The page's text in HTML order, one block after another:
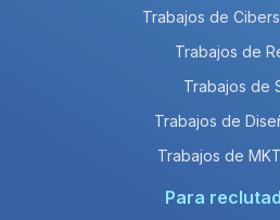
Trabajos de
Trabajos de
Trabajos de
Trabajos de
Trabajos de
Para